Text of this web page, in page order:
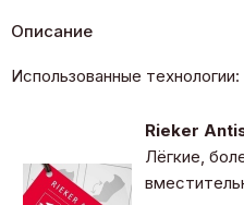
Описание
Использованные технологии:
Rieker
Лёгкие,